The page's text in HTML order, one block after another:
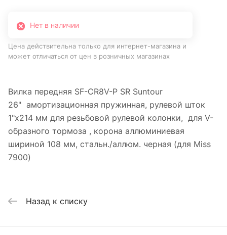
Нет в наличии
Цена действительна только для интернет-магазина и
может отличаться от цен в розничных магазинах
Вилка передняя SF-CR8V-P SR Suntour
26" амортизационная пружинная, рулевой шток
1"х214 мм для резьбовой рулевой колонки, для V-
образного тормоза , корона аллюминиевая
шириной 108 мм, стальн./аллюм. черная (для Miss
7900)
Назад к списку